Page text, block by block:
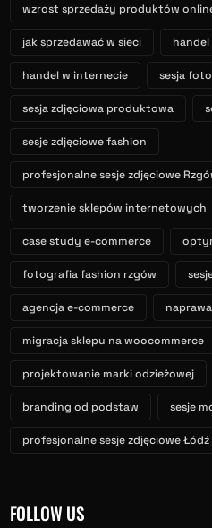
wzrost sprzedaży produktów
jak sprzedawać w sieci handel
handel w internecie sesja
sesja zdjęciowa produktowa
sesje zdjęciowe fashion
profesjonalne sesje zdjęciowe
tworzenie sklepów internetowych
case study e-commerce
fotografia fashion rzgów
agencja e-commerce
migracja sklepu na woocommerce
projektowanie marki odzieżowej
branding od podstaw sesje
profesjonalne sesje zdjęciowe Łódź
FOLLOW US